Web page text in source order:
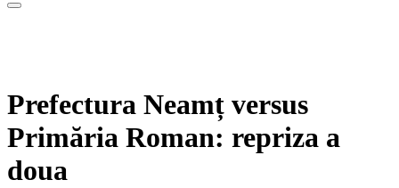
Prefectura Neamț versus
Primăria Roman: repriza a
doua